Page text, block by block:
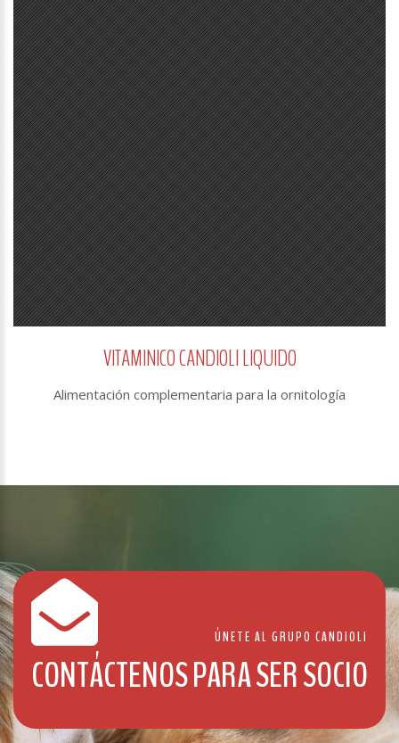
VITAMINICO CANDIOLI LIQUIDO
Alimentación complementaria para la ornitología
ÚNETE AL GRUPO CANDIOLI
CONTÁCTENOS PARA SER SOCIO